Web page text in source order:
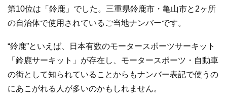
第10位は「鈴鹿」でした。三重県鈴鹿市・亀山市と2ヶ所
の自治体で使用されているご当地ナンバーです。
“鈴鹿”といえば、日本有数のモータースポーツサーキット
「鈴鹿サーキット」が存在し、モータースポーツ・自動車
の街として知られていることからもナンバー表記で使うの
にあこがれる人が多いのかもしれません。